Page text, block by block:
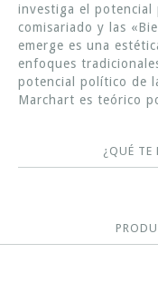
investiga el potencial
comisariado y las
emerge es una
enfoques
potencial político de
Marchart es teórico
¿QUÉ TE